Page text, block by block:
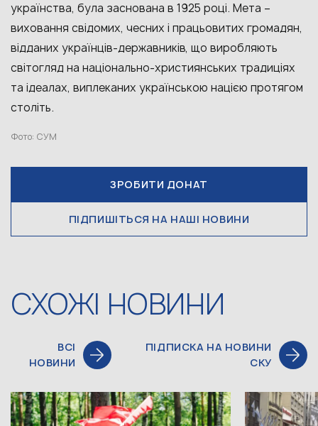
українства, була заснована в 1925 році. Мета –
виховання свідомих, чесних і працьовитих громадян,
відданих українців-державників, що виробляють
світогляд на національно-християнських традиціях
та ідеалах, виплеканих українською нацією протягом
століть.
Фото: СУМ
ЗРОБИТИ ДОНАТ
ПІДПИШІТЬСЯ НА НАШІ НОВИНИ
СХОЖІ НОВИНИ
ВСІ
НОВИНИ
ПІДПИСКА НА НОВИНИ
СКУ